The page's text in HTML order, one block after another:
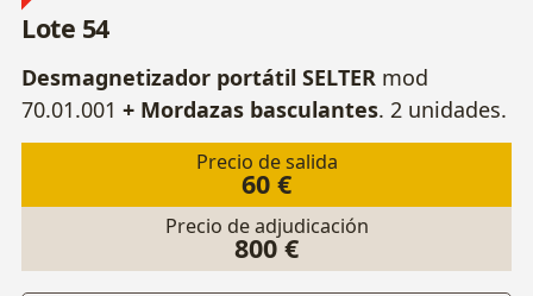
Lote 54
Desmagnetizador portátil SELTER mod
70.01.001 + Mordazas basculantes. 2 unidades.
Precio de salida
60 €
Precio de adjudicación
800 €